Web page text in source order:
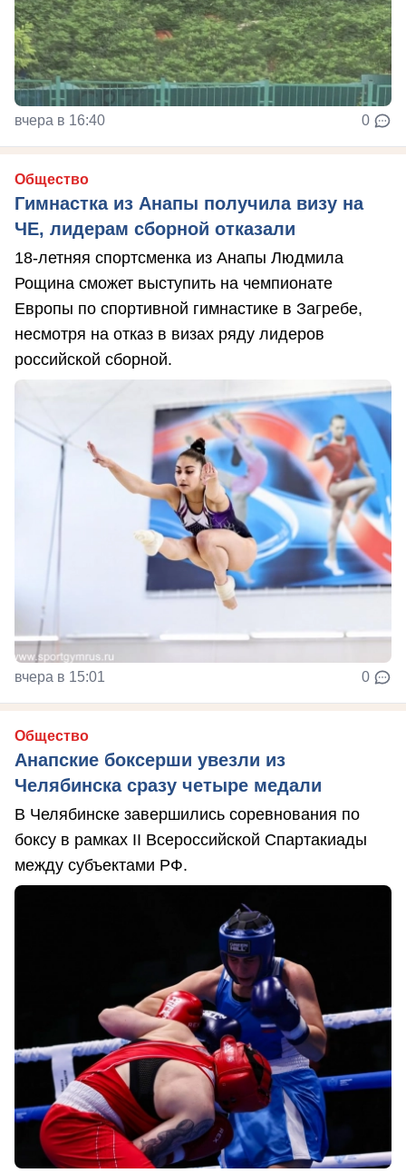
вчера в 16:40 0
Общество
Гимнастка из Анапы получила визу на
ЧЕ, лидерам сборной отказали
18-летняя спортсменка из Анапы Людмила
Рощина сможет выступить на чемпионате
Европы по спортивной гимнастике в Загребе,
несмотря на отказ в визах ряду лидеров
российской сборной.
вчера в 15:01 0
Общество
Анапские боксерши увезли из
Челябинска сразу четыре медали
В Челябинске завершились соревнования по
боксу в рамках II Всероссийской Спартакиады
между субъектами РФ.